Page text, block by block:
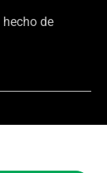
de